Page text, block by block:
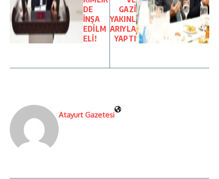
DE
İNŞA
EDİLM
ELİ!
GAZİ
YAKINL
ARIYLA
YAPTI
Atayurt Gazetesi